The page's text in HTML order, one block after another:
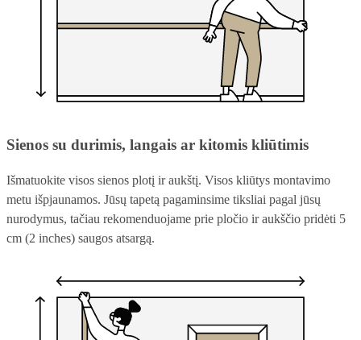
Sienos su durimis, langais ar kitomis kliūtimis
Išmatuokite visos sienos plotį ir aukštį. Visos kliūtys montavimo
metu išpjaunamos. Jūsų tapetą pagaminsime tiksliai pagal jūsų
nurodymus, tačiau rekomenduojame prie pločio ir aukščio pridėti 5
cm (2 inches) saugos atsargą.